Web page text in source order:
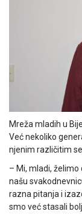
Mreža mladih u
Već nekoliko
njenim različitim
– Mi, mladi,
našu
razna pitanja i
smo već stasali